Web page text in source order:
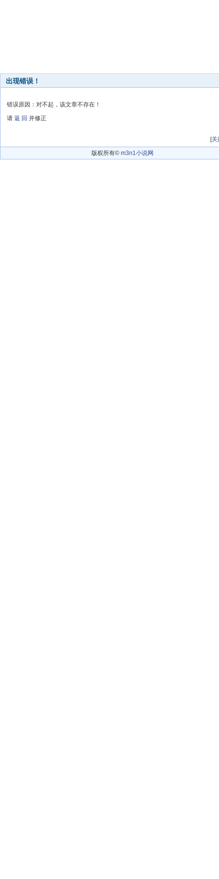
出现错误！
错误原因：对不起，该文章不存在！
请 返 回 并修正
[关
版权所有© m3n1小说网